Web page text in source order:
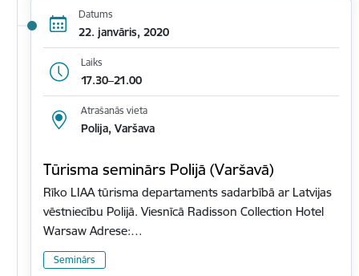
Datums
22. janvāris, 2020
Laiks
17.30–21.00
Atrašanās vieta
Polija, Varšava
Tūrisma seminārs Polijā (Varšavā)
Rīko LIAA tūrisma departaments sadarbībā ar Latvijas
vēstniecību Polijā. Viesnīcā Radisson Collection Hotel
Warsaw Adrese:…
Seminārs